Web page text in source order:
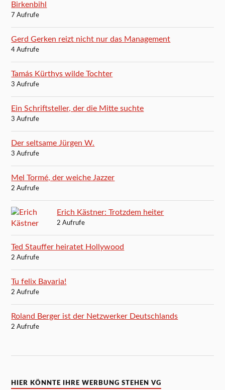
Birkenbihl
7 Aufrufe
Gerd Gerken reizt nicht nur das Management
4 Aufrufe
Tamás Kürthys wilde Tochter
3 Aufrufe
Ein Schriftsteller, der die Mitte suchte
3 Aufrufe
Der seltsame Jürgen W.
3 Aufrufe
Mel Tormé, der weiche Jazzer
2 Aufrufe
Erich Kästner: Trotzdem heiter
2 Aufrufe
Ted Stauffer heiratet Hollywood
2 Aufrufe
Tu felix Bavaria!
2 Aufrufe
Roland Berger ist der Netzwerker Deutschlands
2 Aufrufe
HIER KÖNNTE IHRE WERBUNG STEHEN VG